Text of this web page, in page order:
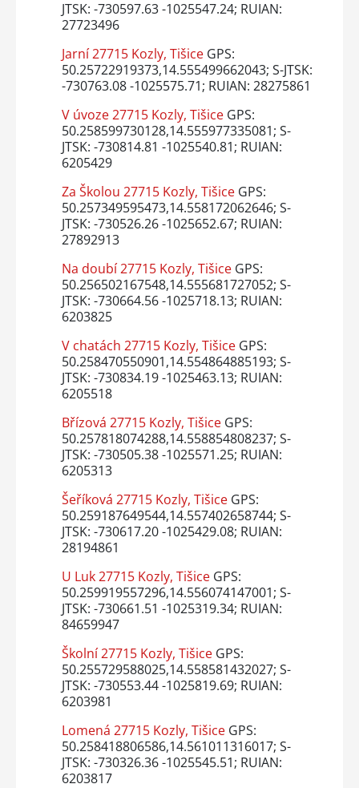
JTSK: -730597.63 -1025547.24; RUIAN:
27723496
Jarní 27715 Kozly, TišiceGPS:
50.25722919373,14.555499662043; S-JTSK:
-730763.08 -1025575.71; RUIAN: 28275861
V úvoze 27715 Kozly, TišiceGPS:
50.258599730128,14.555977335081; S-
JTSK: -730814.81 -1025540.81; RUIAN:
6205429
Za Školou 27715 Kozly, TišiceGPS:
50.257349595473,14.558172062646; S-
JTSK: -730526.26 -1025652.67; RUIAN:
27892913
Na doubí 27715 Kozly, TišiceGPS:
50.256502167548,14.555681727052; S-
JTSK: -730664.56 -1025718.13; RUIAN:
6203825
V chatách 27715 Kozly, TišiceGPS:
50.258470550901,14.554864885193; S-
JTSK: -730834.19 -1025463.13; RUIAN:
6205518
Břízová 27715 Kozly, TišiceGPS:
50.257818074288,14.558854808237; S-
JTSK: -730505.38 -1025571.25; RUIAN:
6205313
Šeříková 27715 Kozly, TišiceGPS:
50.259187649544,14.557402658744; S-
JTSK: -730617.20 -1025429.08; RUIAN:
28194861
U Luk 27715 Kozly, TišiceGPS:
50.259919557296,14.556074147001; S-
JTSK: -730661.51 -1025319.34; RUIAN:
84659947
Školní 27715 Kozly, TišiceGPS:
50.255729588025,14.558581432027; S-
JTSK: -730553.44 -1025819.69; RUIAN:
6203981
Lomená 27715 Kozly, TišiceGPS:
50.258418806586,14.561011316017; S-
JTSK: -730326.36 -1025545.51; RUIAN:
6203817